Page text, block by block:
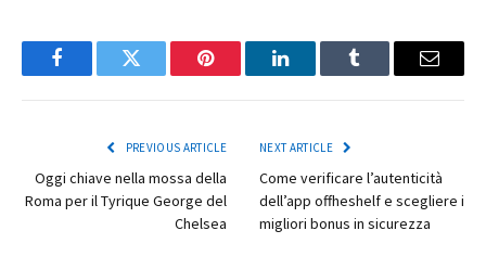
FacebookTwitter Pinterest LinkedInTumblr Email
PREVIOUS ARTICLE
Oggi chiave nella mossa della
Roma per il Tyrique George del
Chelsea
NEXT ARTICLE
Come verificare l’autenticità
dell’app offheshelf e scegliere i
migliori bonus in sicurezza